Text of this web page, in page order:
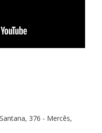
376 - Mercês,